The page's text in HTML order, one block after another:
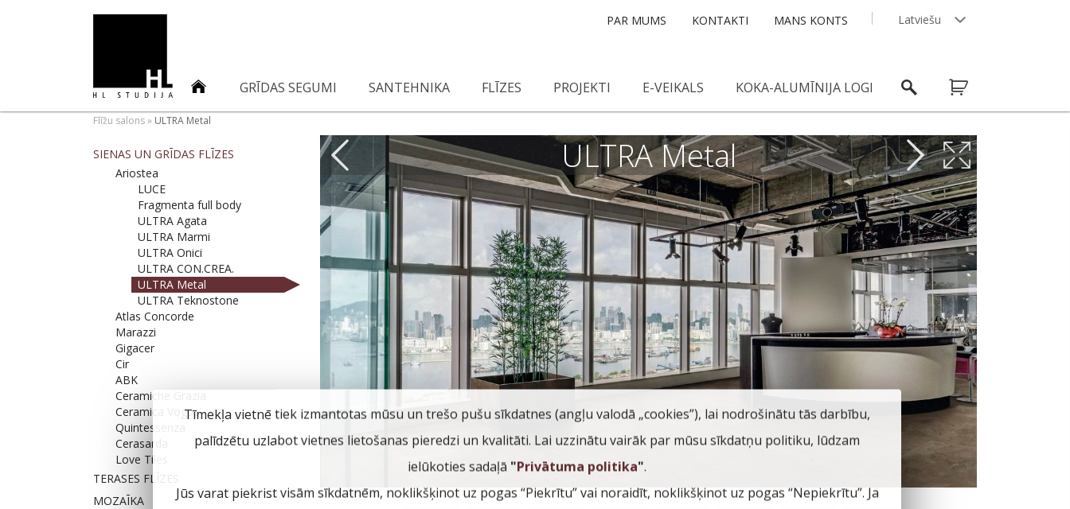
GRĪDAS SEGUMI SANTEHNIKA FLĪZES PROJEKTI E-VEIKALS KOKA-ALUMĪNIJA LOGI
MANS KONTS
KONTAKTI
PAR MUMS
Latviešu
Flīžu salons» ULTRA Metal
SIENAS UN GRĪDAS FLĪZES
Ariostea
LUCE
Fragmenta full body
ULTRA Agata
ULTRA Marmi
ULTRA Onici
ULTRA CON.CREA.
ULTRA Metal
ULTRA Teknostone
Atlas Concorde
Marazzi
Gigacer
Cir
ABK
Ceramiche Grazia
Ceramica Vogue
Quintessenza
Cerasarda
Love Tiles
TERASES FLĪZES
MOZAĪKA
ULTRA Metal
Tīmekļa vietnē tiek izmantotas mūsu un trešo pušu sīkdatnes (angļu valodā „cookies”), lai nodrošinātu tās darbību,
palīdzētu uzlabot vietnes lietošanas pieredzi un kvalitāti. Lai uzzinātu vairāk par mūsu sīkdatņu politiku, lūdzam
ielūkoties sadaļā "Privātuma politika".
Jūs varat piekrist visām sīkdatnēm, noklikšķinot uz pogas “Piekrītu” vai noraidīt, noklikšķinot uz pogas “Nepiekrītu”. Ja